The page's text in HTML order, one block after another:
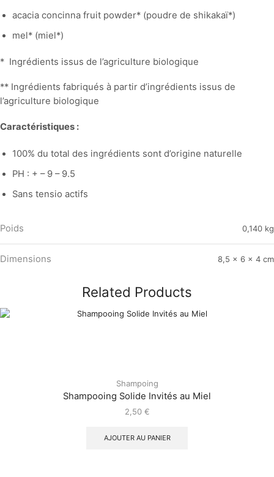
acacia concinna fruit powder* (poudre de shikakaï*)
mel* (miel*)
* Ingrédients issus de l’agriculture biologique
** Ingrédients fabriqués à partir d’ingrédients issus de
l’agriculture biologique
Caractéristiques :
100% du total des ingrédients sont d’origine naturelle
PH : + – 9 – 9.5
Sans tensio actifs
Poids 0,140 kg
Dimensions 8,5 × 6 × 4 cm
Related Products
Shampoing
Shampooing Solide Invités au Miel
2,50 €
AJOUTER AU PANIER